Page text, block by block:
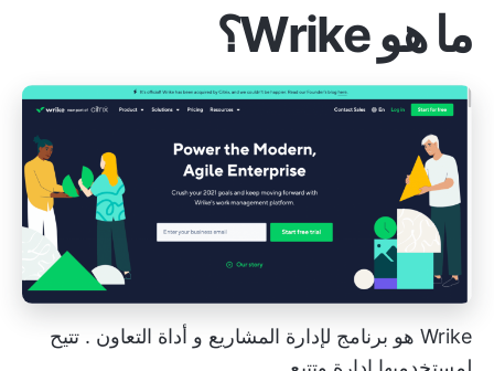
ما هو Wrike؟
Wrike هو برنامج لإدارة المشاريع و أداة التعاون . تتيح